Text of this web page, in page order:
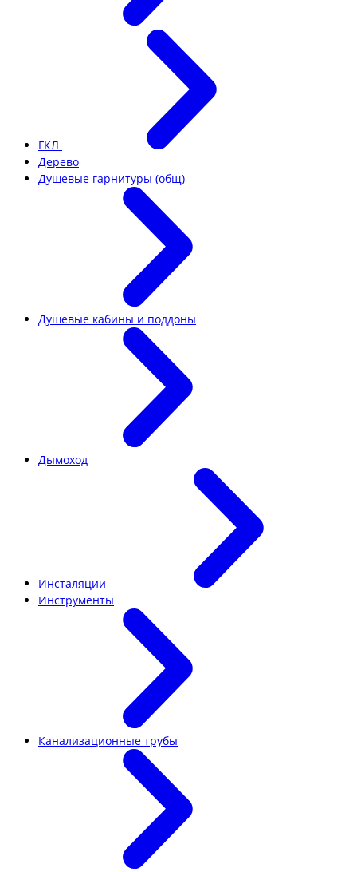
ГКЛ
Дерево
Душевые гарнитуры (общ)
Душевые кабины и поддоны
Дымоход
Инсталяции
Инструменты
Канализационные трубы